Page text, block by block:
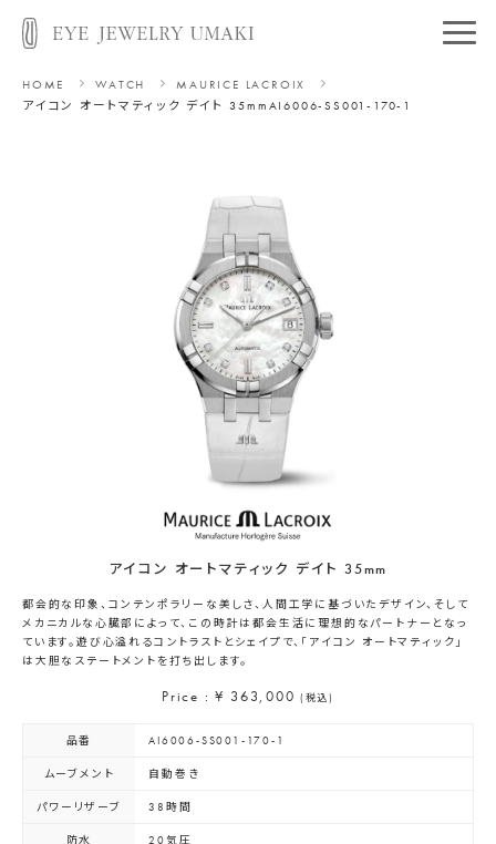
HOME WATCH
MAURICE LACROIX
アイコン オートマティック デイト 35mm AI6006-SS001-170-1
アイコン オートマティック デイト 35mm
都会的な印象、コンテンポラリーな美しさ、人間工学に基づいたデザイン、そして
メカニカルな心臓部によって、この時計は都会生活に理想的なパートナーとなっ
ています。遊び心溢れるコントラストとシェイプで、「アイコン オートマティック」
は大胆なステートメントを打ち出します。
Price : ¥ 363,000 (税込)
品番 AI6006-SS001-170-1
ムーブメント 自動巻き
パワーリザーブ 38時間
防水 20気圧